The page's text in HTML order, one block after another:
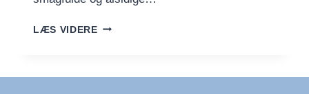
LÆS VIDEREEFTERÅRETS